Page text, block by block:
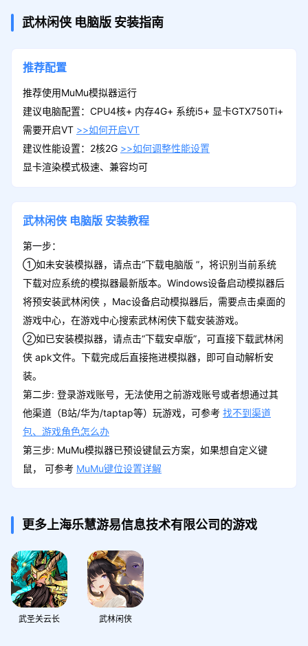
武林闲侠 电脑版 安装指南
推荐配置
推荐使用MuMu模拟器运行
建议电脑配置：CPU4核+ 内存4G+ 系统i5+ 显卡GTX750Ti+
需要开启VT >>如何开启VT
建议性能设置：2核2G >>如何调整性能设置
显卡渲染模式极速、兼容均可
武林闲侠 电脑版 安装教程
第一步：
①如未安装模拟器，请点击“下载电脑版 ”，将识别当前系统
下载对应系统的模拟器最新版本。Windows设备启动模拟器后
将预安装武林闲侠 ，Mac设备启动模拟器后，需要点击桌面的
游戏中心，在游戏中心搜索武林闲侠下载安装游戏。
②如已安装模拟器，请点击“下载安卓版”，可直接下载武林闲
侠 apk文件。下载完成后直接拖进模拟器，即可自动解析安
装。
第二步: 登录游戏账号，无法使用之前游戏账号或者想通过其
他渠道（B站/华为/taptap等）玩游戏，可参考 找不到渠道
包、游戏角色怎么办
第三步: MuMu模拟器已预设键鼠云方案，如果想自定义键
鼠， 可参考 MuMu键位设置详解
更多上海乐慧游易信息技术有限公司的游戏
武圣关云长 武林闲侠